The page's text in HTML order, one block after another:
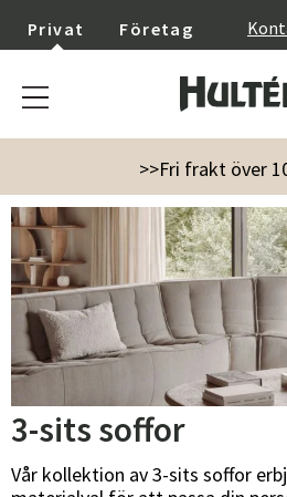
Privat Företag
>>Fri frakt över
Möbler Soffor 3-
3-sits soffor
Vår kollektion av 3-sits soffor